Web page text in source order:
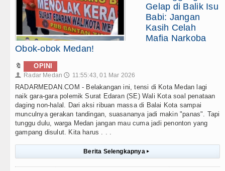
Gelap di Balik Isu
Babi: Jangan
Kasih Celah
Mafia Narkoba
Obok-obok Medan!
🔖 OPINI
👤 Radar Medan 🕔 11:55:43, 01 Mar 2026
RADARMEDAN.COM - Belakangan ini, tensi di Kota Medan lagi
naik gara-gara polemik Surat Edaran (SE) Wali Kota soal penataan
daging non-halal. Dari aksi ribuan massa di Balai Kota sampai
munculnya gerakan tandingan, suasananya jadi makin "panas". Tapi
tunggu dulu, warga Medan jangan mau cuma jadi penonton yang
gampang disulut. Kita harus . . .
Berita Selengkapnya ▸